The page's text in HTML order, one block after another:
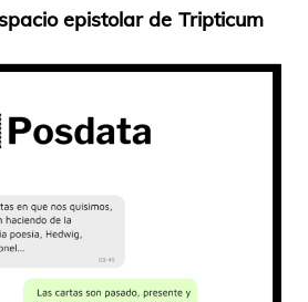
epistolar de Tripticum